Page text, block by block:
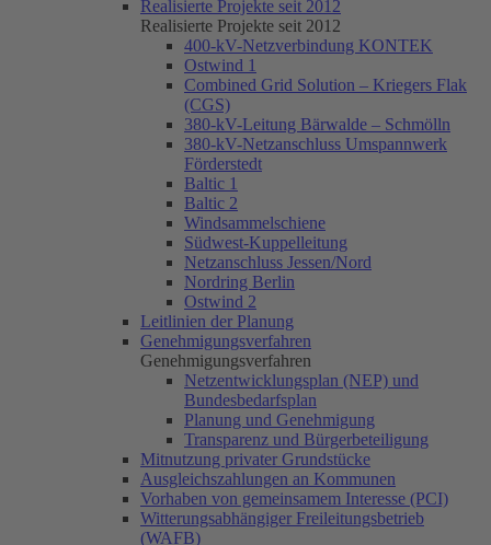
Realisierte Projekte seit 2012
Realisierte Projekte seit 2012
400-kV-Netzverbindung KONTEK
Ostwind 1
Combined Grid Solution – Kriegers Flak
(CGS)
380-kV-Leitung Bärwalde – Schmölln
380-kV-Netzanschluss Umspannwerk
Förderstedt
Baltic 1
Baltic 2
Windsammelschiene
Südwest-Kuppelleitung
Netzanschluss Jessen/Nord
Nordring Berlin
Ostwind 2
Leitlinien der Planung
Genehmigungsverfahren
Genehmigungsverfahren
Netzentwicklungsplan (NEP) und
Bundesbedarfsplan
Planung und Genehmigung
Transparenz und Bürgerbeteiligung
Mitnutzung privater Grundstücke
Ausgleichszahlungen an Kommunen
Vorhaben von gemeinsamem Interesse (PCI)
Witterungsabhängiger Freileitungsbetrieb
(WAFB)